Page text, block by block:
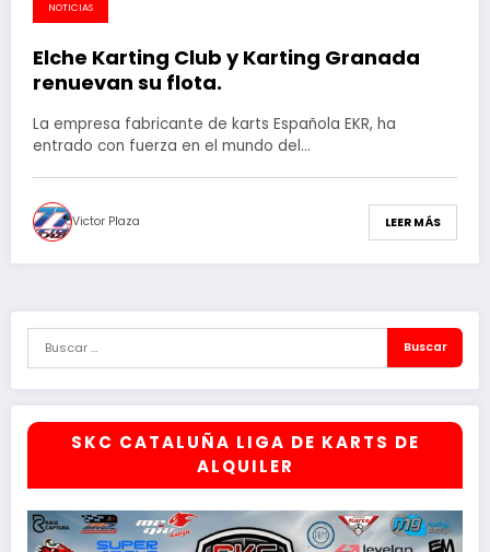
NOTICIAS
Elche Karting Club y Karting Granada
renuevan su flota.
La empresa fabricante de karts Española EKR, ha
entrado con fuerza en el mundo del…
Victor Plaza LEER MÁS
SKC CATALUÑA LIGA DE KARTS DE
ALQUILER